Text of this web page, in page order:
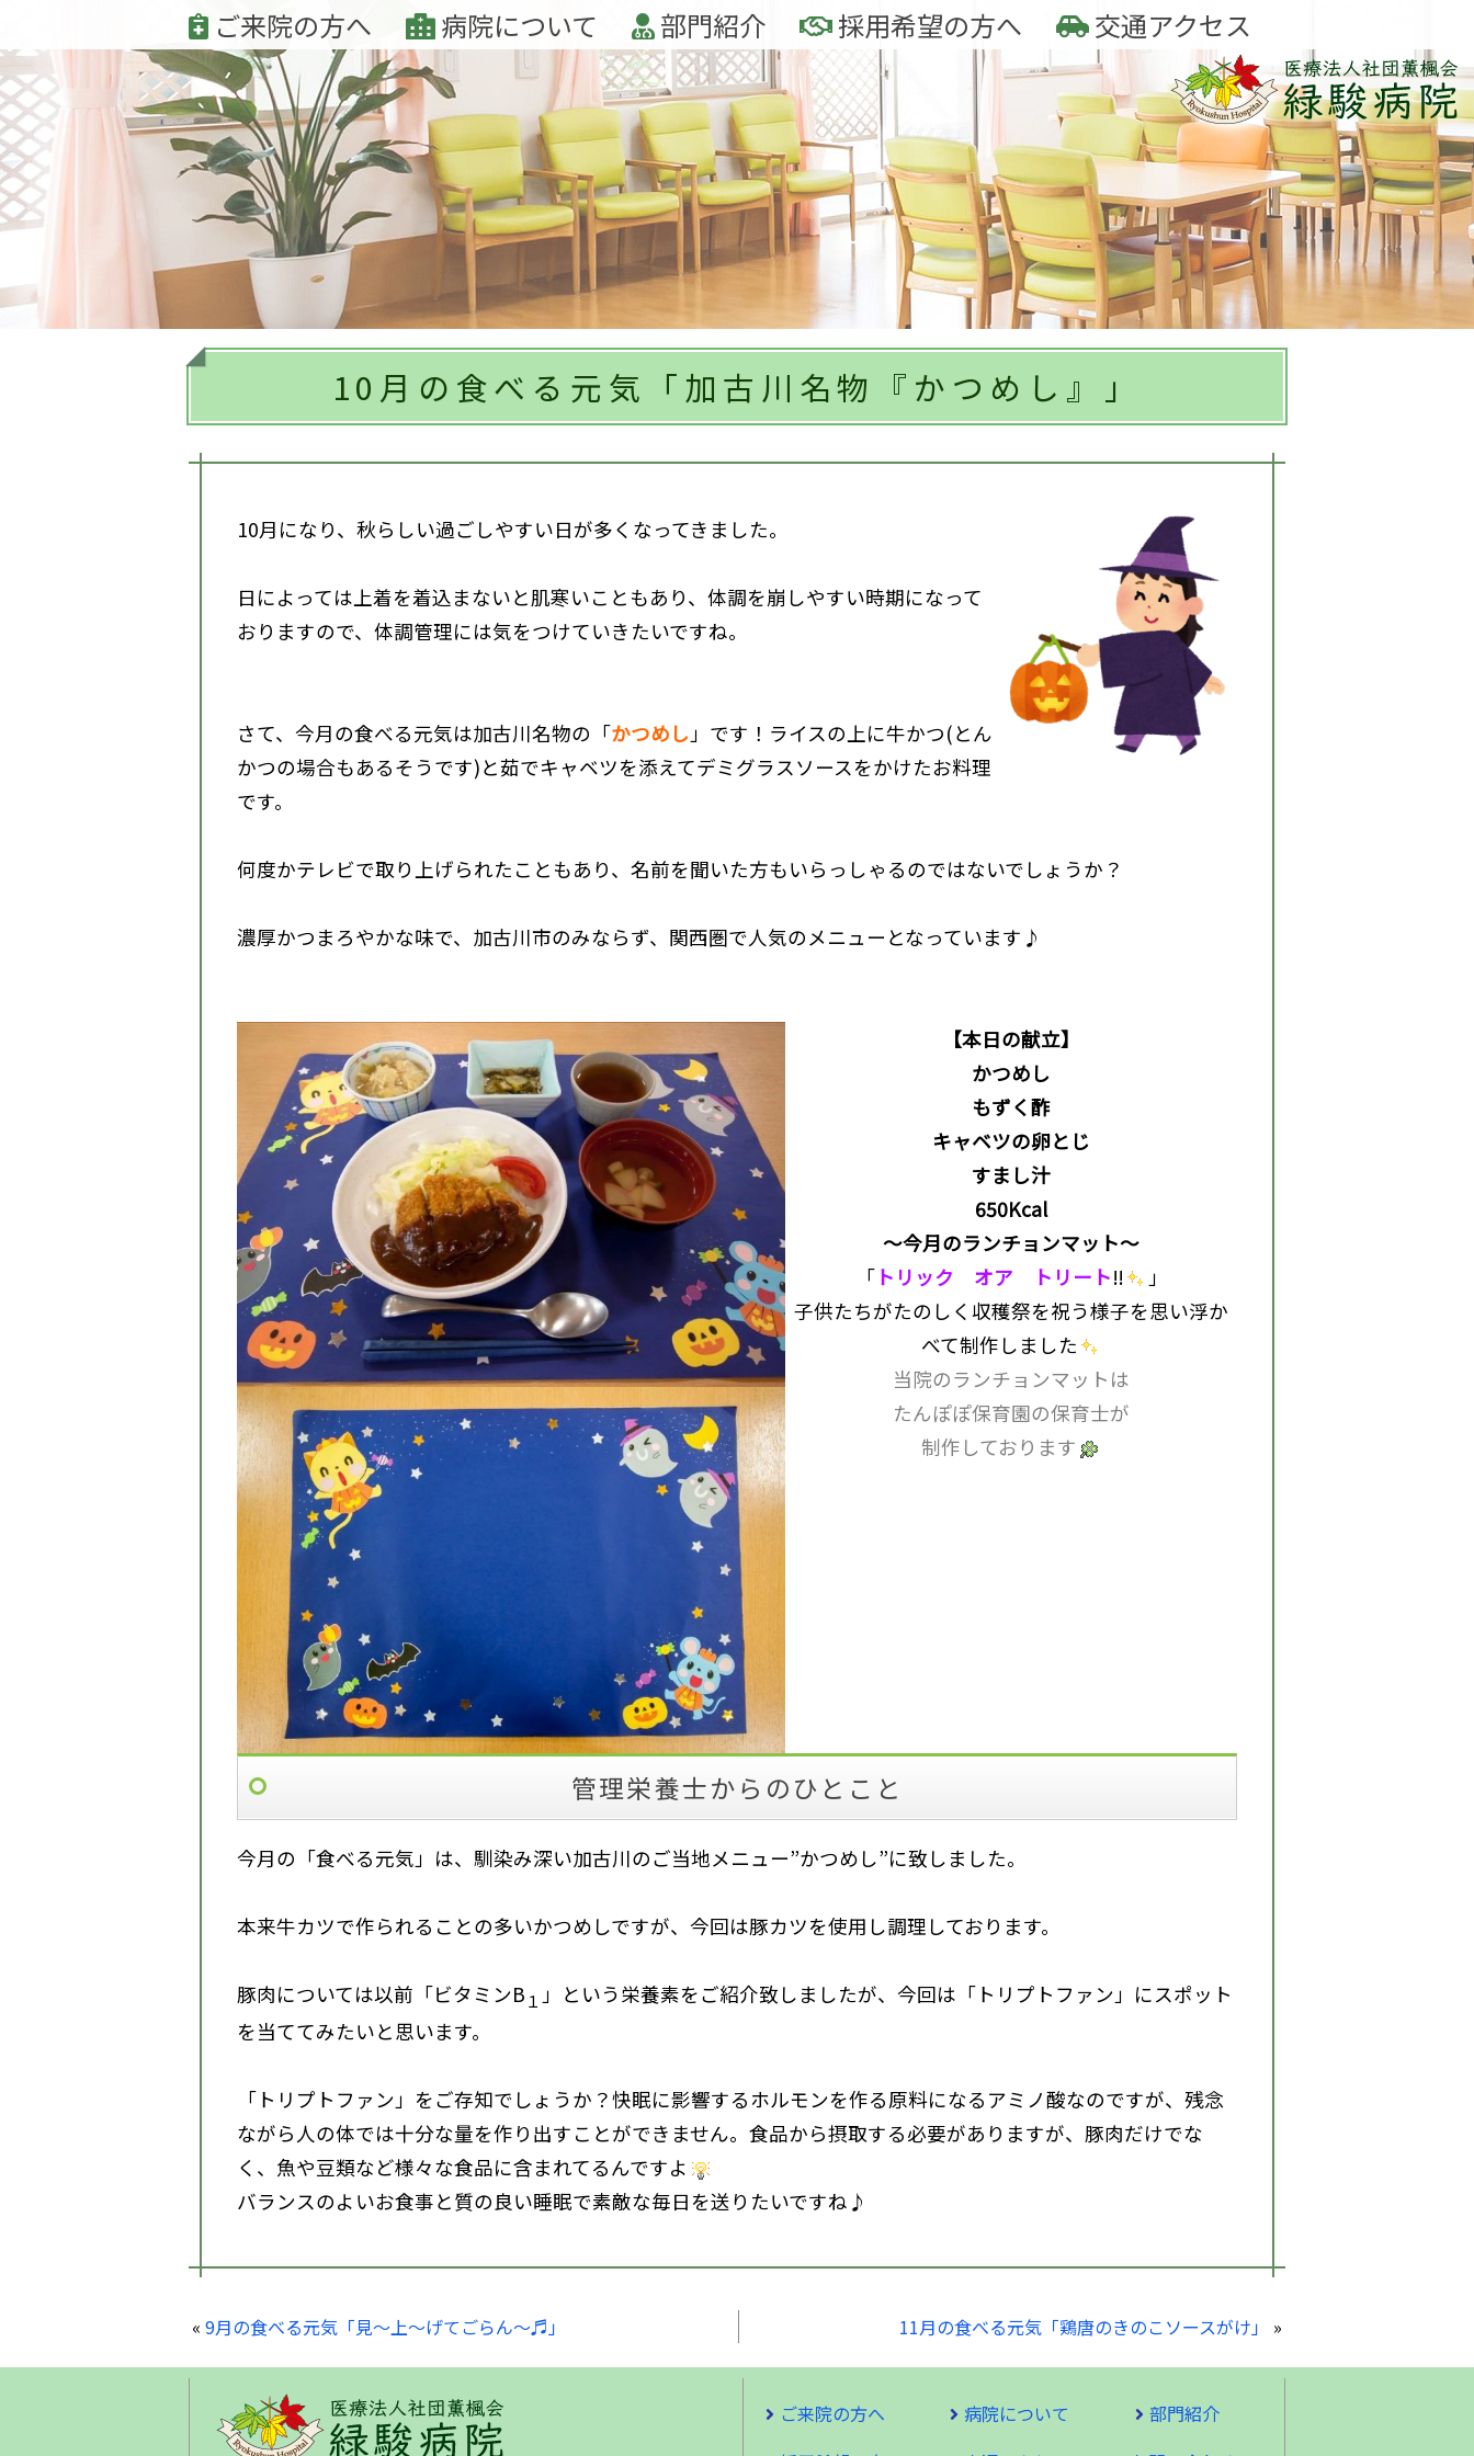
ご来院の方へ 病院について 部門紹介 採用希望の方へ 交通アクセス
10月の食べる元気「加古川名物『かつめし』」
10月になり、秋らしい過ごしやすい日が多くなってきました。
日によっては上着を着込まないと肌寒いこともあり、体調を崩しやすい時期になって
おりますので、体調管理には気をつけていきたいですね。
さて、今月の食べる元気は加古川名物の「かつめし 」です！ライスの上に牛かつ(とん
かつの場合もあるそうです)と茹でキャベツを添えてデミグラスソースをかけたお料理
です。
何度かテレビで取り上げられたこともあり、名前を聞いた方もいらっしゃるのではないでしょうか？
濃厚かつまろやかな味で、加古川市のみならず、関西圏で人気のメニューとなっています♪
【本日の献立】
かつめし
もずく酢
キャベツの卵とじ
すまし汁
650Kcal
～今月のランチョンマット～
「トリック オア トリート‼
」
子供たちがたのしく収穫祭を祝う様子を思い浮か
べて制作しました
当院のランチョンマットは
たんぽぽ保育園の保育士が
制作しております
管理栄養士からのひとこと
今月の「食べる元気」は、馴染み深い加古川のご当地メニュー”かつめし”に致しました。
本来牛カツで作られることの多いかつめしですが、今回は豚カツを使用し調理しております。
豚肉については以前「ビタミンB １ 」という栄養素をご紹介致しましたが、今回は「トリプトファン」にスポット
を当ててみたいと思います。
「トリプトファン」をご存知でしょうか？快眠に影響するホルモンを作る原料になるアミノ酸なのですが、残念
ながら人の体では十分な量を作り出すことができません。食品から摂取する必要がありますが、豚肉だけでな
く、魚や豆類など様々な食品に含まれてるんですよ
バランスのよいお食事と質の良い睡眠で素敵な毎日を送りたいですね♪
« 9月の食べる元気「見～上～げてごらん～♬」 11月の食べる元気「鶏唐のきのこソースがけ」 »
ご来院の方へ 病院について
部門紹介